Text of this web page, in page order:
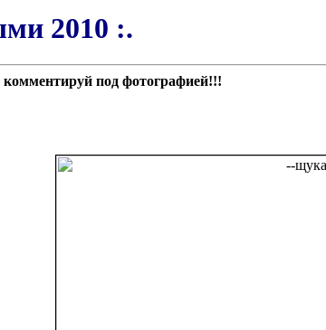
2010 :.
под фотографией!!!